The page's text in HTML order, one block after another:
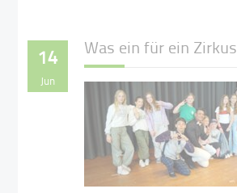
14
Jun
Was ein für ein Zirkus